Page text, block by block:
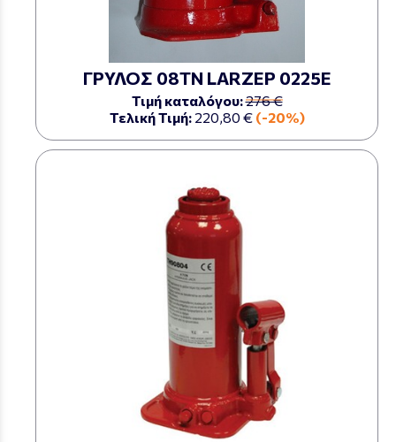
ΓΡΥΛΟΣ 08ΤΝ LARZEP 0225Ε
Τιμή καταλόγου:276 €
Τελική Τιμή: 220,80 € (-20%)